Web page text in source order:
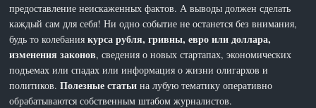
предоставление неискаженных фактов. А выводы должен сделать
каждый сам для себя! Ни одно событие не останется без внимания,
будь то колебаниякурса рубля, гривны, евро или доллара,
изменения законов, сведения о новых стартапах, экономических
подъемах или спадах или информация о жизни олигархов и
политиков.Полезные статьи на лубую тематику оперативно
обрабатываются собственным штабом журналистов.